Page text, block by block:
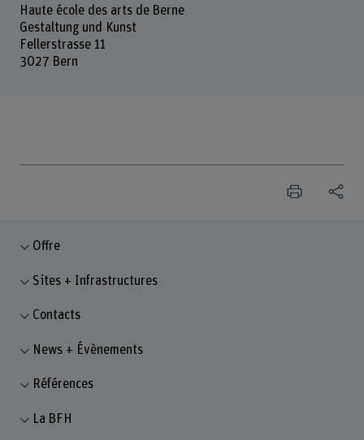
Haute école des arts de Berne
Gestaltung und Kunst
Fellerstrasse 11
3027 Bern
Offre
Sites + Infrastructures
Contacts
News + Évènements
Références
La BFH